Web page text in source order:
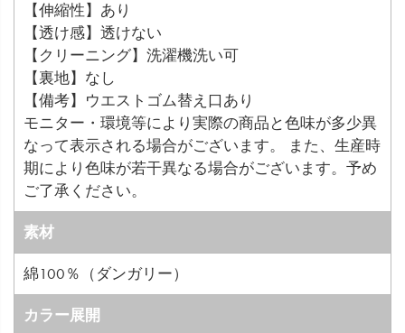
【伸縮性】あり
【透け感】透けない
【クリーニング】洗濯機洗い可
【裏地】なし
【備考】ウエストゴム替え口あり
モニター・環境等により実際の商品と色味が多少異
なって表示される場合がございます。 また、生産時
期により色味が若干異なる場合がございます。予め
ご了承ください。
素材
綿100％（ダンガリー）
カラー展開